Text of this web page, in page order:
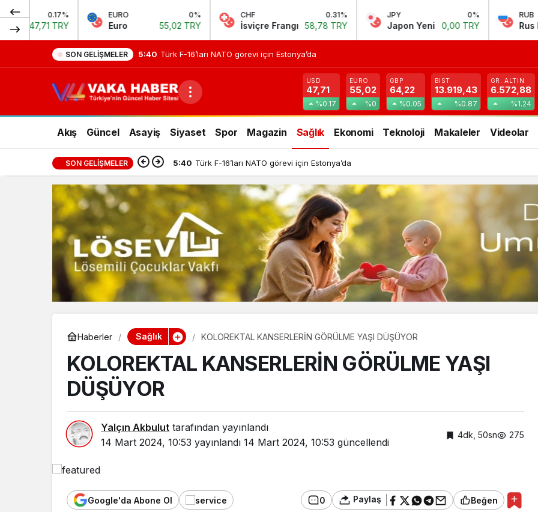
EURO 0%
Euro 55,02 TRY
0.31%
İsviçre Frangı 58,78 TRY
JPY 0%
Japon Yeni 0,00 TRY
1.14%
Rus Rublesi 0,59
SON GELIŞMELER 5:40 Türk F-16’ları NATO görevi için Estonya’da
USD
47,71
%0.17
EURO
55,02
%0
GBP
64,22
%0.05
BIST
13.919,43
%0.87
GR. ALTIN
6.572,88
%1.24
Akış Güncel Asayiş Siyaset Spor Magazin Sağlık Ekonomi Teknoloji Makaleler Videolar
SON GELIŞMELER 5:40 Türk F-16’ları NATO görevi için Estonya’da
Haberler Sağlık KOLOREKTAL KANSERLERİN GÖRÜLME YAŞI DÜŞÜYOR
KOLOREKTAL KANSERLERİN GÖRÜLME YAŞI
DÜŞÜYOR
Yalçın Akbulut tarafından yayınlandı
14 Mart 2024, 10:53 yayınlandı 14 Mart 2024, 10:53 güncellendi
4dk, 50sn 275
Google'da Abone Ol 0 Paylaş Beğen